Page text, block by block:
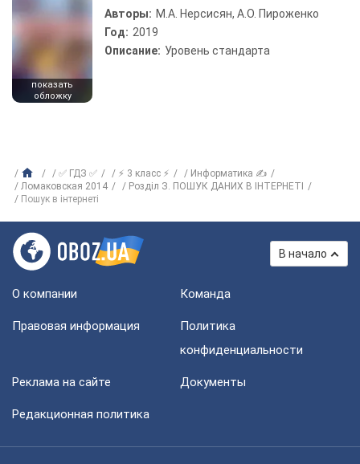
показать
обложку
Авторы: М.А. Нерсисян, А.О. Пироженко
Год: 2019
Описание: Уровень стандарта
✅ ГДЗ ✅ ⚡ 3 класс ⚡
Информатика ✍
Ломаковская 2014
Розділ З. ПОШУК ДАНИХ В ІНТЕРНЕТІ
Пошук в інтернеті
В начало
О компании Команда
Правовая информация
Политика
конфиденциальности
Реклама на сайте Документы
Редакционная политика